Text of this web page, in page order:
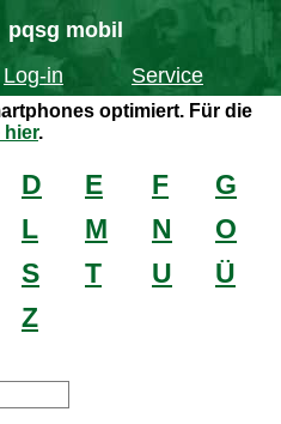
pqsg mobil
Log-in Service
optimiert. Für die
hier.
D E F
G
L M N
O
S T U
Ü
Z